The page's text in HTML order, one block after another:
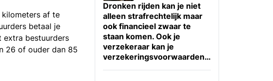
af te
betaal je
extra bestuurders
26 of ouder dan 85
Dronken rijden kan je niet
alleen strafrechtelijk maar
ook financieel zwaar te
staan komen. Ook je
verzekeraar kan je
verzekeringsvoorwaarden…